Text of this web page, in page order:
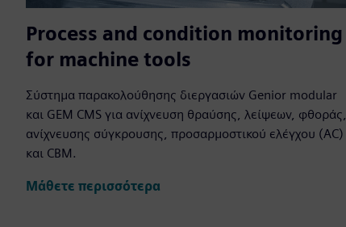
Process and condition monitoring
for machine tools
Σύστημα παρακολούθησης διεργασιών Genior modular
και GEM CMS για ανίχνευση θραύσης, λείψεων, φθοράς,
ανίχνευσης σύγκρουσης, προσαρμοστικού ελέγχου (AC)
και CBM.
Μάθετε περισσότερα